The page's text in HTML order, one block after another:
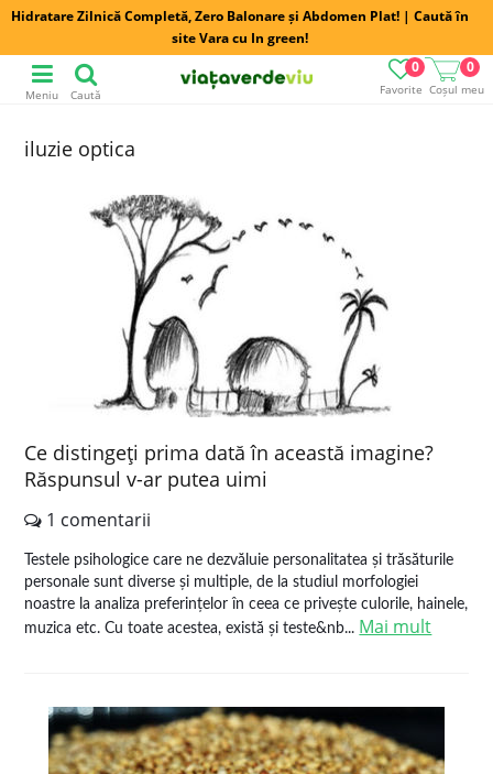
Hidratare Zilnică Completă, Zero Balonare și Abdomen Plat! | Caută în
site Vara cu In green!
Favorite
0
Coșul meu
0
Meniu Caută
iluzie optica
Ce distingeţi prima dată în această imagine?
Răspunsul v-ar putea uimi
1 comentarii
Testele psihologice care ne dezvăluie personalitatea și trăsăturile
personale sunt diverse și multiple, de la studiul morfologiei
noastre la analiza preferințelor în ceea ce privește culorile, hainele,
muzica etc. Cu toate acestea, există și teste&nb... Mai mult